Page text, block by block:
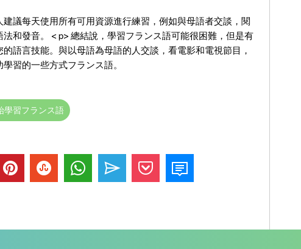
議每天使用所有可用資源進行練習，例如與母語者交談，閱
和發音。
< p> 總結說，學習フランス語可能很困難，但是有
語言技能。與以母語為母語的人交談，看電影和電視節目，
習的一些方式フランス語。
學習フランス語